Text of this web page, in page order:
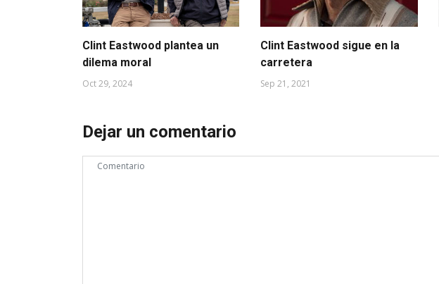
Clint Eastwood plantea un
dilema moral
Oct 29, 2024
Clint Eastwood sigue en la
carretera
Sep 21, 2021
Dejar un comentario